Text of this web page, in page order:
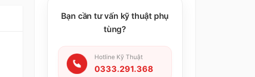
Bạn cần tư vấn kỹ thuật phụ
tùng?
Hotline Kỹ Thuật
0333.291.368